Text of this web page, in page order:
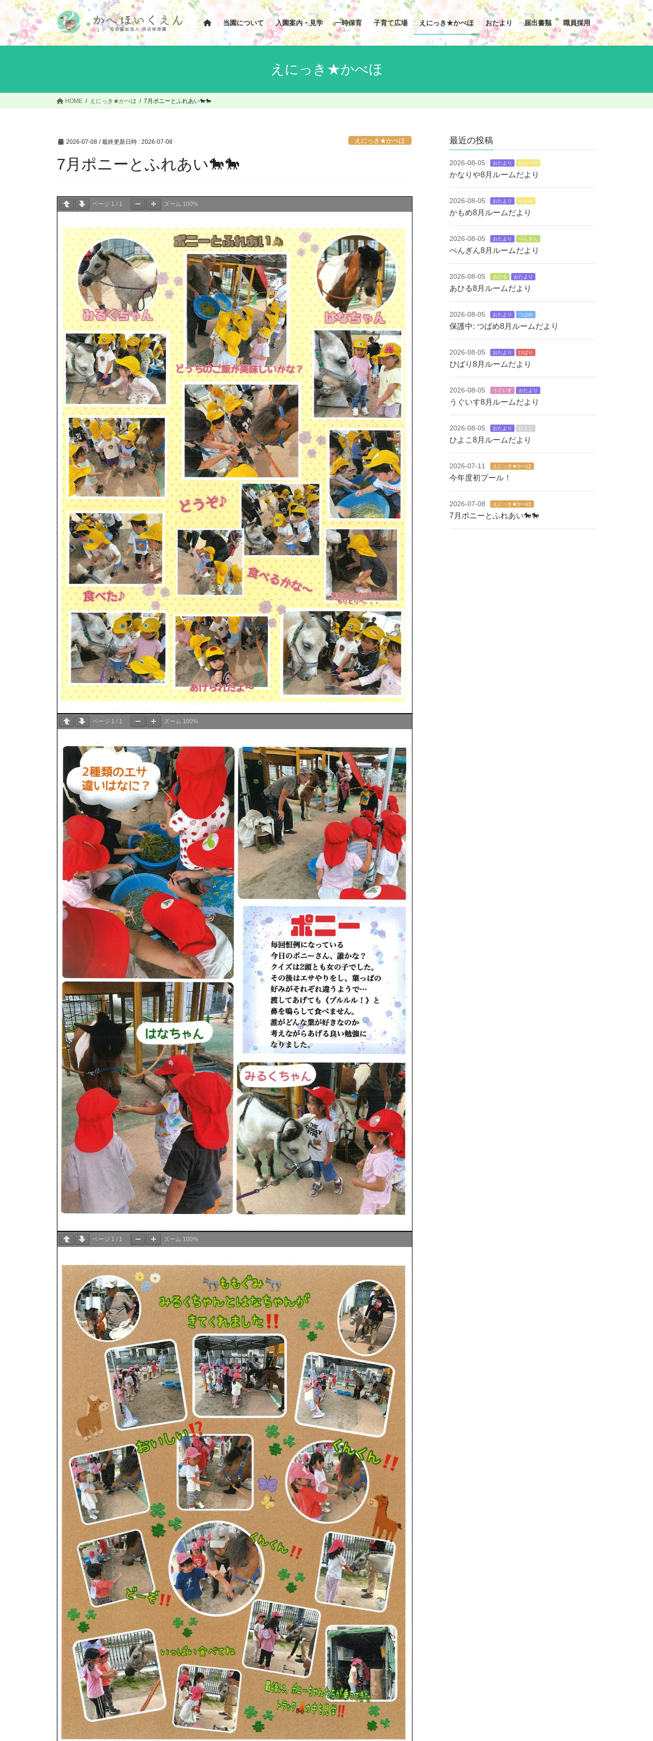
ン
プ
ビ
動
当園について 入園案内・見学 一時保育 子育て広場 えにっき★かべほ おたより 届出書類 職員採用
えにっき★かべほ
HOME えにっき★かべほ 7月ポニーとふれあい🐎🐎
2026-07-08 / 最終更新日時 : 2026-07-08 えにっき★かべほ
7月ポニーとふれあい🐎🐎
ページ 1 / 1 ズーム 100%
ページ 1 / 1 ズーム 100%
ページ 1 / 1 ズーム 100%
最近の投稿
2026-08-05 おたより かなりや
かなりや8月ルームだより
2026-08-05 おたより かもめ
かもめ8月ルームだより
2026-08-05 おたより ぺんぎん
ぺんぎん8月ルームだより
2026-08-05 あひる おたより
あひる8月ルームだより
2026-08-05 おたより つばめ
保護中: つばめ8月ルームだより
2026-08-05 おたより ひばり
ひばり8月ルームだより
2026-08-05 うぐいす おたより
うぐいす8月ルームだより
2026-08-05 おたより ひよこ
ひよこ8月ルームだより
2026-07-11 えにっき★かべほ
今年度初プール！
2026-07-08 えにっき★かべほ
7月ポニーとふれあい🐎🐎